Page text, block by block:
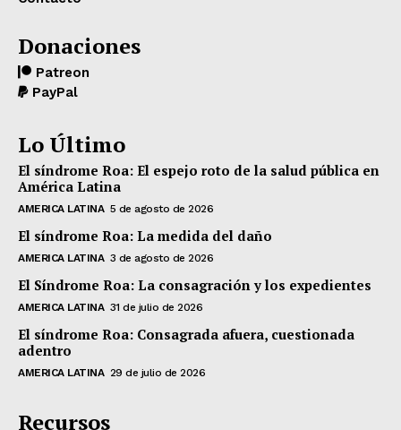
Donaciones
Patreon
PayPal
Lo Último
El síndrome Roa: El espejo roto de la salud pública en
América Latina
AMERICA LATINA 5 de agosto de 2026
El síndrome Roa: La medida del daño
AMERICA LATINA 3 de agosto de 2026
El Síndrome Roa: La consagración y los expedientes
AMERICA LATINA 31 de julio de 2026
El síndrome Roa: Consagrada afuera, cuestionada
adentro
AMERICA LATINA 29 de julio de 2026
Recursos